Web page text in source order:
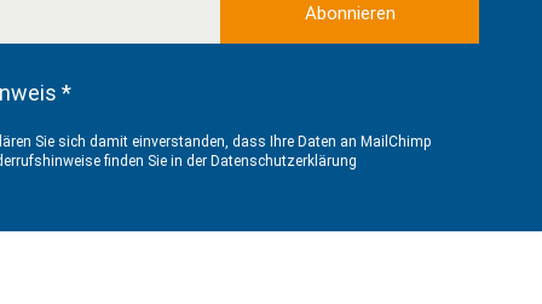
*
Sie sich damit einverstanden, dass Ihre Daten an MailChimp
finden Sie in der Datenschutzerklärung